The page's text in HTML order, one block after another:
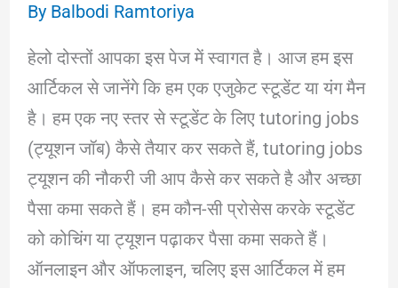
By Balbodi Ramtoriya
हेलो दोस्तों आपका इस पेज में स्वागत है। आज हम इस
आर्टिकल से जानेंगे कि हम एक एजुकेट स्टूडेंट या यंग मैन
है। हम एक नए स्तर से स्टूडेंट के लिए tutoring jobs
(ट्यूशन जॉब) कैसे तैयार कर सकते हैं, tutoring jobs
ट्यूशन की नौकरी जी आप कैसे कर सकते है और अच्छा
पैसा कमा सकते हैं। हम कौन-सी प्रोसेस करके स्टूडेंट
को कोचिंग या ट्यूशन पढ़ाकर पैसा कमा सकते हैं।
ऑनलाइन और ऑफलाइन, चलिए इस आर्टिकल में हम